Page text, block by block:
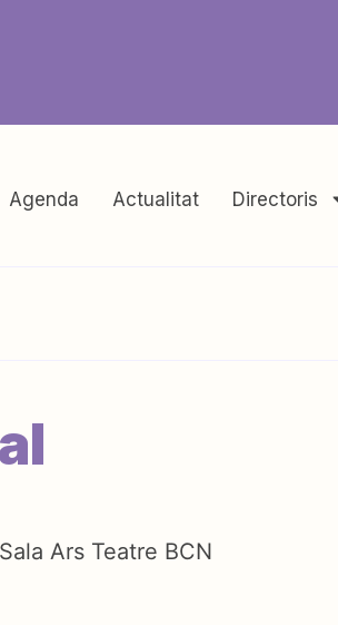
Agenda Actualitat Directoris
Sala Ars Teatre BCN